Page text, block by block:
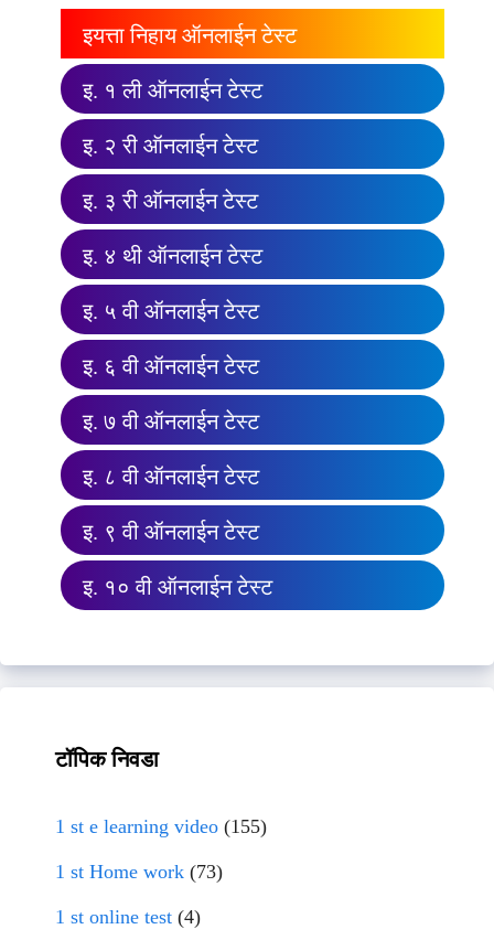
इयत्ता निहाय ऑनलाईन टेस्ट
इ. १ ली ऑनलाईन टेस्ट
इ. २ री ऑनलाईन टेस्ट
इ. ३ री ऑनलाईन टेस्ट
इ. ४ थी ऑनलाईन टेस्ट
इ. ५ वी ऑनलाईन टेस्ट
इ. ६ वी ऑनलाईन टेस्ट
इ. ७ वी ऑनलाईन टेस्ट
इ. ८ वी ऑनलाईन टेस्ट
इ. ९ वी ऑनलाईन टेस्ट
इ. १० वी ऑनलाईन टेस्ट
टॉपिक निवडा
1 st e learning video (155)
1 st Home work (73)
1 st online test (4)